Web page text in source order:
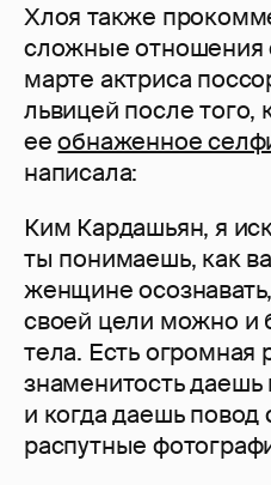
Хлоя также
сложные отношения
марте актриса
львицей после того,
ееобнаженное
написала:
Ким Кардашьян, я
ты понимаешь, как
женщине
своей цели можно и
тела. Есть огромная
знаменитость даешь
и когда даешь повод
распутные